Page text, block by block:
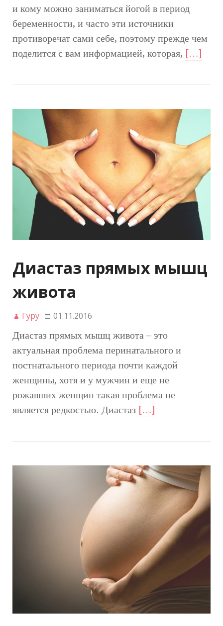
и кому можно заниматься йогой в период
беременности, и часто эти источники
противоречат сами себе, поэтому прежде чем
поделится с вам информацией, которая, […]
Диастаз прямых мышц
живота
Гуру 01.11.2016
Диастаз прямых мышц живота – это
актуальная проблема перинатального и
постнатального периода почти каждой
женщины, хотя и у мужчин и еще не
рожавших женщин такая проблема не
является редкостью. Диастаз […]